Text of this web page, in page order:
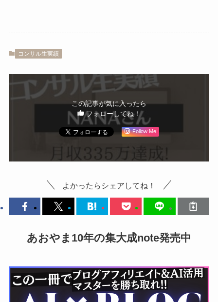
コンサル生実績
この記事が気に入ったら
フォローしてね！
Follow Me
よかったらシェアしてね！
あおやま10年の集大成note発売中